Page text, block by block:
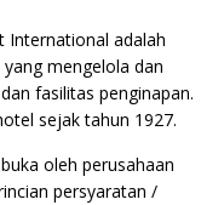
International adalah
mengelola dan
fasilitas penginapan.
sejak tahun 1927.
oleh perusahaan
persyaratan /